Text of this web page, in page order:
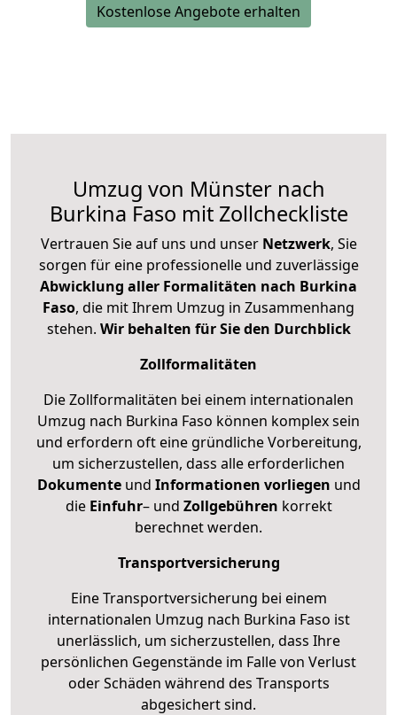
Kostenlose Angebote erhalten
Umzug von Münster nach
Burkina Faso mit Zollcheckliste
Vertrauen Sie auf uns und unser Netzwerk, Sie
sorgen für eine professionelle und zuverlässige
Abwicklung aller Formalitäten nach Burkina
Faso, die mit Ihrem Umzug in Zusammenhang
stehen. Wir behalten für Sie den Durchblick
Zollformalitäten
Die Zollformalitäten bei einem internationalen
Umzug nach Burkina Faso können komplex sein
und erfordern oft eine gründliche Vorbereitung,
um sicherzustellen, dass alle erforderlichen
Dokumenteund Informationen vorliegen und
die Einfuhr– und Zollgebühren korrekt
berechnet werden.
Transportversicherung
Eine Transportversicherung bei einem
internationalen Umzug nach Burkina Faso ist
unerlässlich, um sicherzustellen, dass Ihre
persönlichen Gegenstände im Falle von Verlust
oder Schäden während des Transports
abgesichert sind.